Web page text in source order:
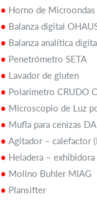
• Horno de
• Balanza digital
• Balanza analítica
• Penetrómetro SETA
• Lavador de gluten
• Polarímetro CRUDO
• Microscopio de Luz
• Mufla para cenizas
• Agitador – calefactor
• Heladera – exhibidora
• Molino Buhler MIAG
• Plansifter